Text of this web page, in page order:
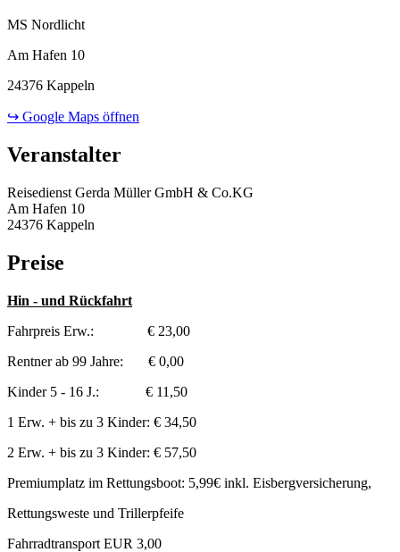
MS Nordlicht
Am Hafen 10
24376 Kappeln
↪ Google Maps öffnen
Veranstalter
Reisedienst Gerda Müller GmbH & Co.KG
Am Hafen 10
24376 Kappeln
Preise
Hin - und Rückfahrt
Fahrpreis Erw.: € 23,00
Rentner ab 99 Jahre: € 0,00
Kinder 5 - 16 J.: € 11,50
1 Erw. + bis zu 3 Kinder: € 34,50
2 Erw. + bis zu 3 Kinder: € 57,50
Premiumplatz im Rettungsboot: 5,99€ inkl. Eisbergversicherung,
Rettungsweste und Trillerpfeife
Fahrradtransport EUR 3,00